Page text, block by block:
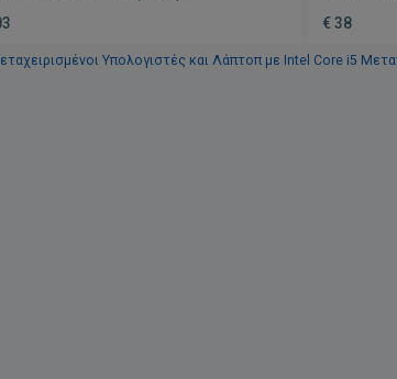
13,3 ίντσες, i5, 8GB, 250GB
2GB RAM,
€ 38
Υπολογιστές και Λάπτοπ με Intel Core i5